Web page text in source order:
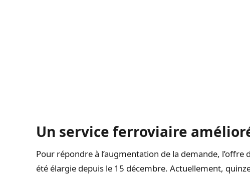
Un service ferroviaire
Pour répondre à l’augmentation de la demande, l’offre
été élargie depuis le 15 décembre. Actuellement,